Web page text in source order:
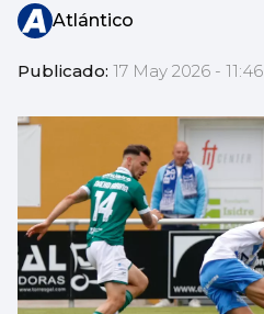
Atlántico
Publicado: 17 May 2026 - 11:46